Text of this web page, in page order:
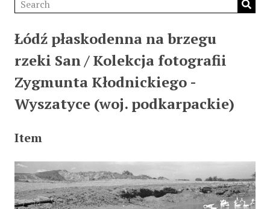
Łódź płaskodenna na brzegu
rzeki San / Kolekcja fotografii
Zygmunta Kłodnickiego -
Wyszatyce (woj. podkarpackie)
Item